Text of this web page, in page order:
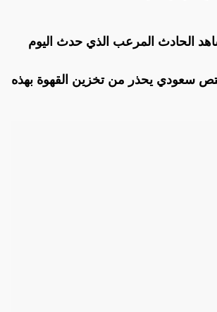
الحادث المرعب الذي حدث اليوم
سعودي يحذر من تخزين القهوة بهذه